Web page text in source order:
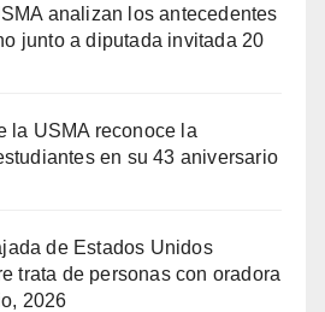
analizan los antecedentes
junto a diputada invitada 20
la USMA reconoce la
en su 43 aniversario
de Estados Unidos
trata de personas con oradora
2026